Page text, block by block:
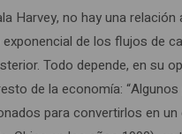
Harvey, no hay una
de los flujos de
Todo depende, en su
de la economía:
para convertirlos en un